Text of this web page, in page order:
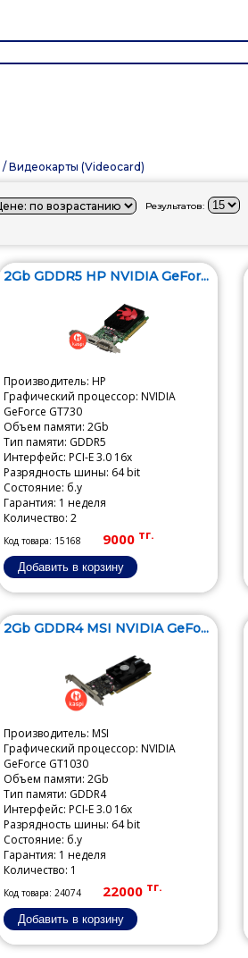
/ Видеокарты (Videocard)
Результатов:
2Gb GDDR5 HP NVIDIA GeFor...
Производитель: HP
Графический процессор: NVIDIA
GeForce GT730
Объем памяти: 2Gb
Тип памяти: GDDR5
Интерфейс: PCI-E 3.0 16x
Разрядность шины: 64 bit
Состояние: б.у
Гарантия: 1 неделя
Количество: 2
Код товара: 15168 9000 тг.
2Gb GDDR4 MSI NVIDIA GeFo...
Производитель: MSI
Графический процессор: NVIDIA
GeForce GT1030
Объем памяти: 2Gb
Тип памяти: GDDR4
Интерфейс: PCI-E 3.0 16x
Разрядность шины: 64 bit
Состояние: б.у
Гарантия: 1 неделя
Количество: 1
Код товара: 24074 22000 тг.